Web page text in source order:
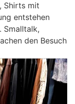
Shirts mit
entstehen
Smalltalk,
den Besuch